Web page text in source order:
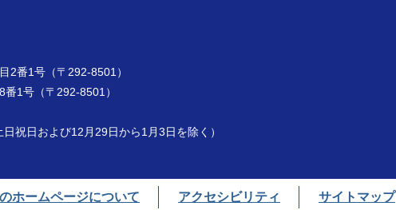
2番1号 （〒292-8501）
番1号 （〒292-8501）
祝日および12月29日から1月3日を除く）
ホームページについて アクセシビリティ サイトマップ